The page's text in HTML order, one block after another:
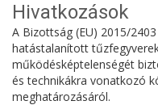
Hivatkozások
A Bizottság (EU) 2015/
hatástalanított
működésképtelenségét
és technikákra vonatkozó
meghatározásáról.